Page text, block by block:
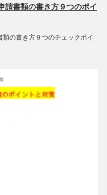
請書類の書き方９つのポイ
の書き方９つのチェックポイ